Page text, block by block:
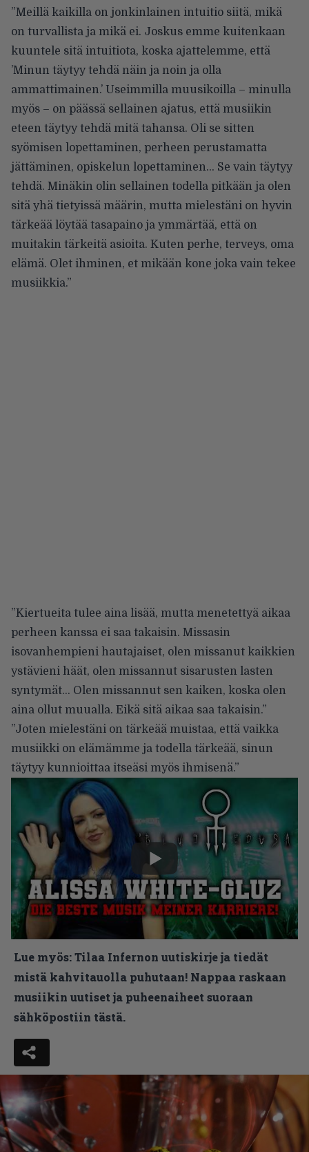
”Meillä kaikilla on jonkinlainen intuitio siitä, mikä
on turvallista ja mikä ei. Joskus emme kuitenkaan
kuuntele sitä intuitiota, koska ajattelemme, että
’Minun täytyy tehdä näin ja noin ja olla
ammattimainen.’ Useimmilla muusikoilla – minulla
myös – on päässä sellainen ajatus, että musiikin
eteen täytyy tehdä mitä tahansa. Oli se sitten
syömisen lopettaminen, perheen perustamatta
jättäminen, opiskelun lopettaminen… Se vain täytyy
tehdä. Minäkin olin sellainen todella pitkään ja olen
sitä yhä tietyissä määrin, mutta mielestäni on hyvin
tärkeää löytää tasapaino ja ymmärtää, että on
muitakin tärkeitä asioita. Kuten perhe, terveys, oma
elämä. Olet ihminen, et mikään kone joka vain tekee
musiikkia.”
”Kiertueita tulee aina lisää, mutta menetettyä aikaa
perheen kanssa ei saa takaisin. Missasin
isovanhempieni hautajaiset, olen missanut kaikkien
ystävieni häät, olen missannut sisarusten lasten
syntymät… Olen missannut sen kaiken, koska olen
aina ollut muualla. Eikä sitä aikaa saa takaisin.”
”Joten mielestäni on tärkeää muistaa, että vaikka
musiikki on elämämme ja todella tärkeää, sinun
täytyy kunnioittaa itseäsi myös ihmisenä.”
Lue myös:Tilaa Infernon uutiskirje ja tiedät
mistä kahvitauolla puhutaan! Nappaa raskaan
musiikin uutiset ja puheenaiheet suoraan
sähköpostiin tästä.